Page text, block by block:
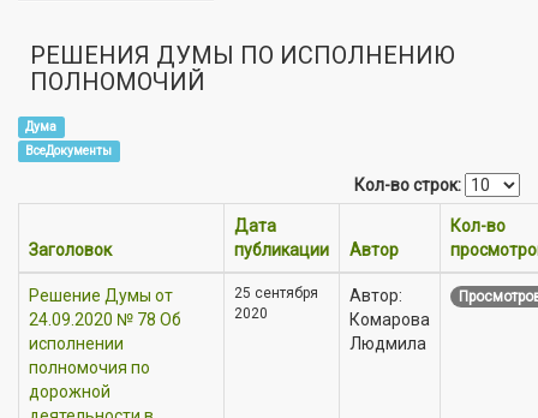
РЕШЕНИЯ ДУМЫ ПО ИСПОЛНЕНИЮ
ПОЛНОМОЧИЙ
Дума
ВсеДокументы
Кол-во строк:
Заголовок
Дата
публикации
Автор
Кол-во
Решение Думы от
24.09.2020 № 78 Об
исполнении
полномочия по
дорожной
25 сентября
2020
Автор:
Комарова
Людмила